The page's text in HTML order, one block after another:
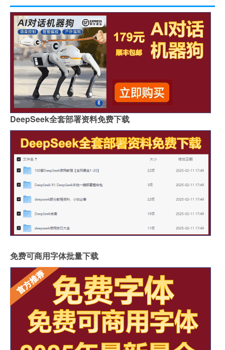
DeepSeek全套部署资料免费下载
免费可商用字体批量下载